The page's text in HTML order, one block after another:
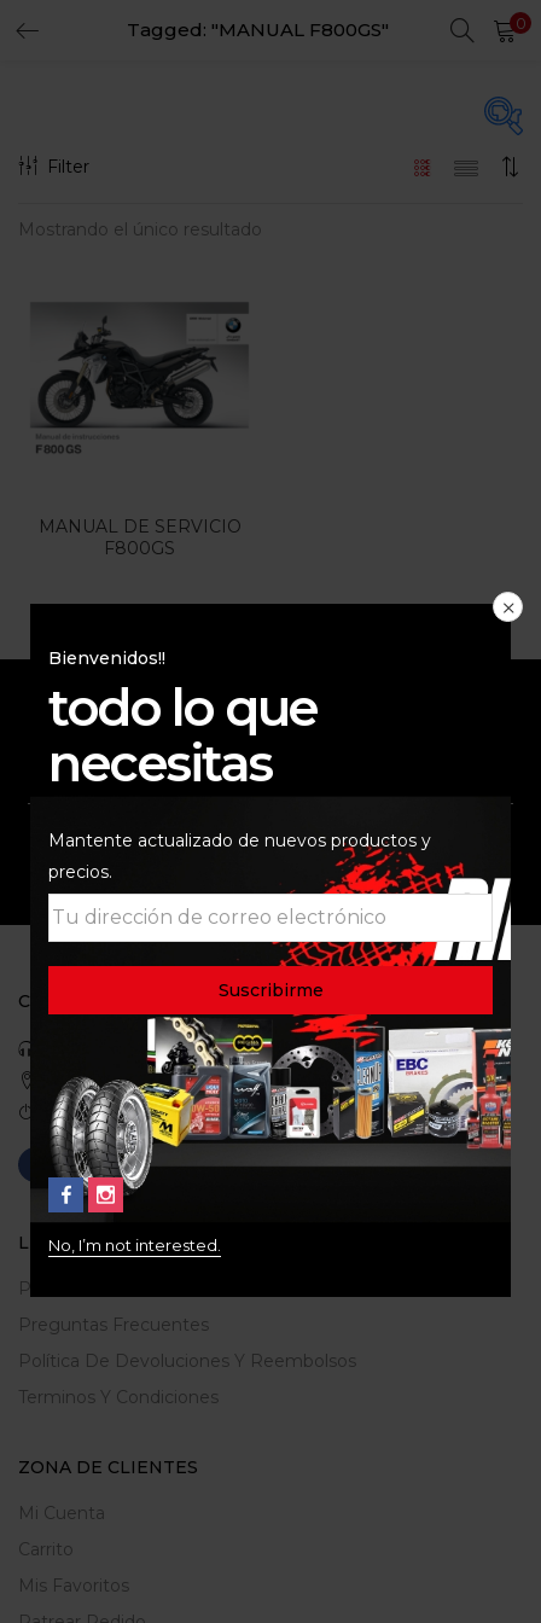
Tagged: "MANUAL F800GS" 0
En oferta
Filter
Mostrando el único resultado
MANUAL DE SERVICIO
F800GS
Bienvenidos!!
todo lo que
necesitas
Mantente actualizado de nuevos productos y
precios.
No, I’m not interested.
ENVÍO RAPIDO Y
SEGURO
SOPORTE COMUNIDAD
CONTACTO
Celular: 3113422933
Medellin, Colombia
Correo: gerencia@ridershouse.co
LEGALES
Politica De Privacidad
Preguntas Frecuentes
Política De Devoluciones Y Reembolsos
Terminos Y Condiciones
ZONA DE CLIENTES
Mi Cuenta
Carrito
Mis Favoritos
LOGIN REGISTER
Remember me
Lost password?